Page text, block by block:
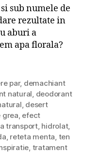
sub numele de
rezultate in
aburi a
apa florala?
par, demachiant
natural, deodorant
, desert
grea, efect
transport, hidrolat,
, reteta menta, ten
, tratament